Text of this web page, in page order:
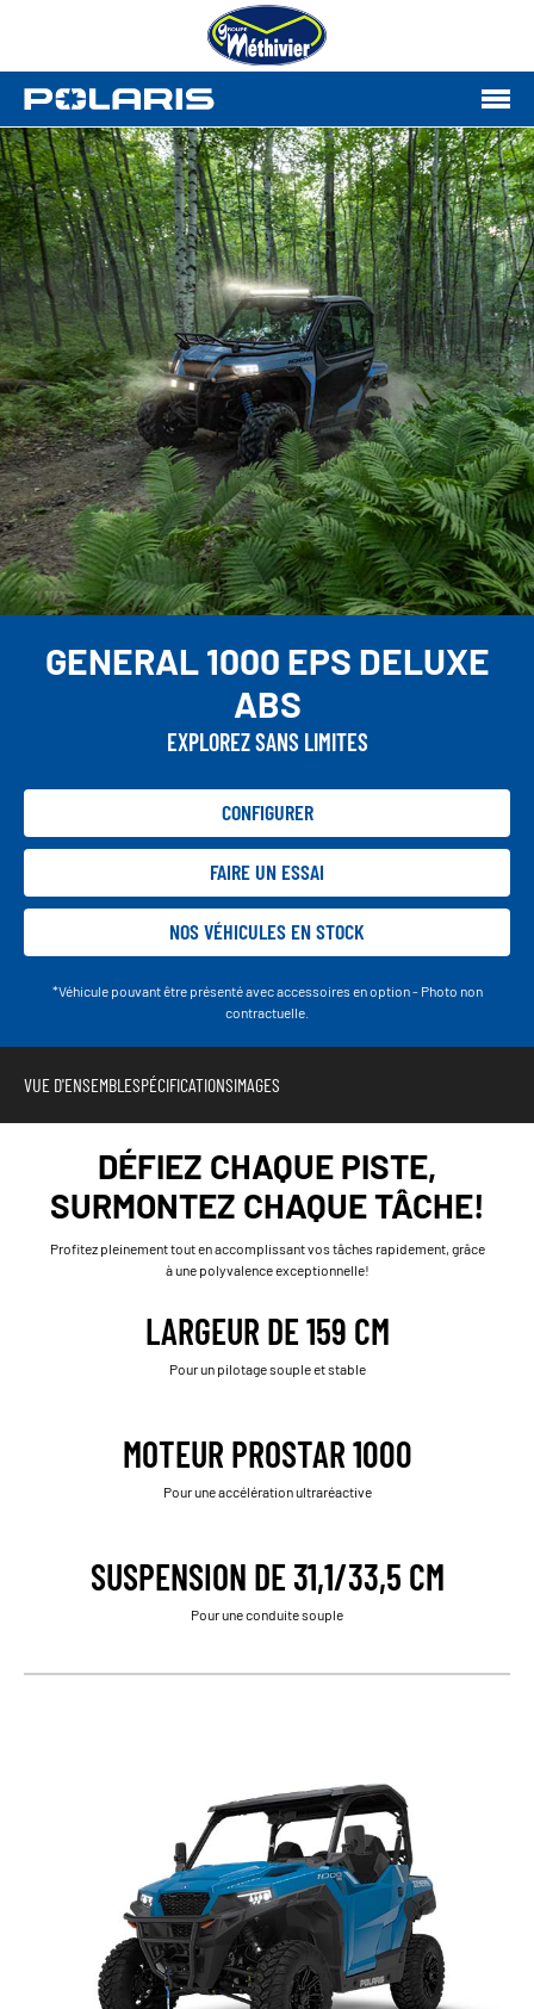
GENERAL 1000 EPS DELUXE
ABS
EXPLOREZ SANS LIMITES
CONFIGURER
FAIRE UN ESSAI
NOS VÉHICULES EN STOCK
*Véhicule pouvant être présenté avec accessoires en option - Photo non
contractuelle.
VUE D'ENSEMBLESPÉCIFICATIONSIMAGES
DÉFIEZ CHAQUE PISTE,
SURMONTEZ CHAQUE TÂCHE!
Profitez pleinement tout en accomplissant vos tâches rapidement, grâce
à une polyvalence exceptionnelle!
LARGEUR DE 159 CM
Pour un pilotage souple et stable
MOTEUR PROSTAR 1000
Pour une accélération ultraréactive
SUSPENSION DE 31,1/33,5 CM
Pour une conduite souple